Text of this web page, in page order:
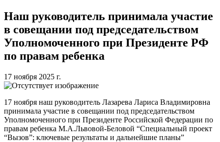
Наш руководитель принимала участие
в совещании под председательством
Уполномоченного при Президенте РФ
по правам ребенка
17 ноября 2025 г.
17 ноября наш руководитель Лазарева Лариса Владимировна
принимала участие в совещании под председательством
Уполномоченного при Президенте Российской Федерации по
правам ребенка М.А.Львовой-Беловой “Специальный проект
“Вызов”: ключевые результаты и дальнейшие планы”